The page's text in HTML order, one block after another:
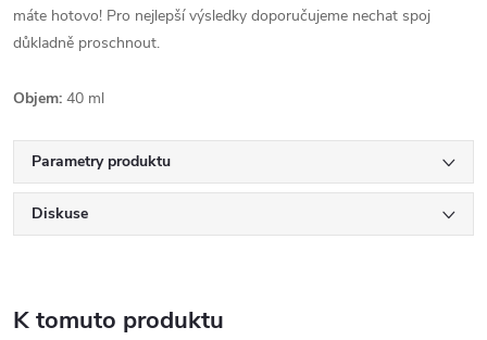
máte hotovo! Pro nejlepší výsledky doporučujeme nechat spoj
důkladně proschnout.
Objem: 40 ml
Parametry produktu
Diskuse
K tomuto produktu